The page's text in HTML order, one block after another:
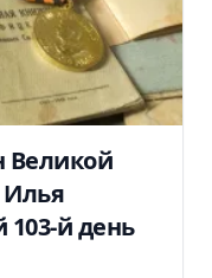
Великой
й день